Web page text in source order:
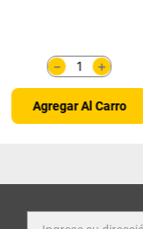
＋
－
Agregar Al Carro